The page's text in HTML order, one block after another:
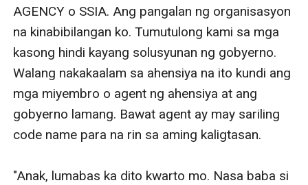
AGENCY o SSIA. Ang pangalan ng organisasyon
na kinabibilangan ko. Tumutulong kami sa mga
kasong hindi kayang solusyunan ng gobyerno.
Walang nakakaalam sa ahensiya na ito kundi ang
mga miyembro o agent ng ahensiya at ang
gobyerno lamang. Bawat agent ay may sariling
code name para na rin sa aming kaligtasan.
"Anak, lumabas ka dito kwarto mo. Nasa baba si